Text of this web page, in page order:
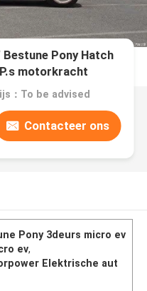
Pony Hatch
motorkracht
Design
：To be advised
Contacteer ons
Pony 3deurs micro ev
ev,
Elektrische aut